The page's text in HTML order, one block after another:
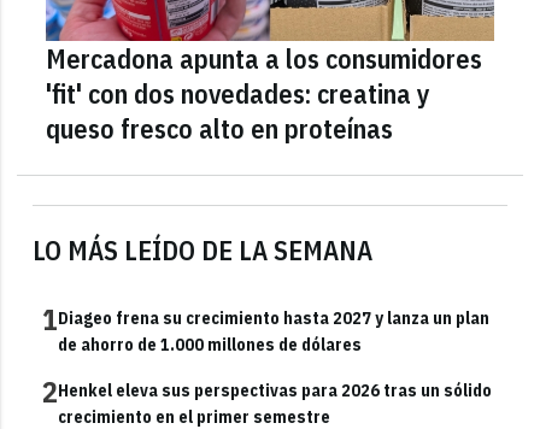
LO MÁS LEÍDO DE LA SEMANA
1Diageo frena su crecimiento hasta 2027 y lanza un plan
de ahorro de 1.000 millones de dólares
2Henkel eleva sus perspectivas para 2026 tras un sólido
crecimiento en el primer semestre
Mercadona apunta a los consumidores
'fit' con dos novedades: creatina y
queso fresco alto en proteínas